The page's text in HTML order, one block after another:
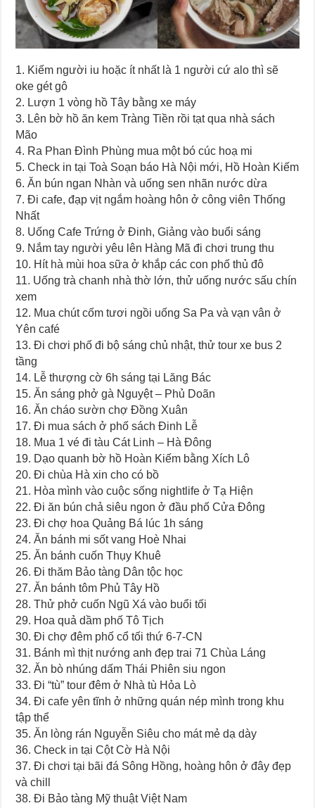
1. Kiếm người iu hoặc ít nhất là 1 người cứ alo thì sẽ
oke gét gô
2. Lượn 1 vòng hồ Tây bằng xe máy
3. Lên bờ hồ ăn kem Tràng Tiền rồi tạt qua nhà sách
Mão
4. Ra Phan Đình Phùng mua một bó cúc hoạ mi
5. Check in tại Toà Soạn báo Hà Nội mới, Hồ Hoàn Kiếm
6. Ăn bún ngan Nhàn và uống sen nhãn nước dừa
7. Đi cafe, đạp vịt ngắm hoàng hôn ở công viên Thống
Nhất
8. Uống Cafe Trứng ở Đinh, Giảng vào buổi sáng
9. Nắm tay người yêu lên Hàng Mã đi chơi trung thu
10. Hít hà mùi hoa sữa ở khắp các con phố thủ đô
11. Uống trà chanh nhà thờ lớn, thử uống nước sấu chín
xem
12. Mua chút cốm tươi ngồi uống Sa Pa và vạn vân ở
Yên café
13. Đi chơi phố đi bộ sáng chủ nhật, thử tour xe bus 2
tầng
14. Lễ thượng cờ 6h sáng tại Lăng Bác
15. Ăn sáng phở gà Nguyệt – Phủ Doãn
16. Ăn cháo sườn chợ Đồng Xuân
17. Đi mua sách ở phố sách Đinh Lễ
18. Mua 1 vé đi tàu Cát Linh – Hà Đông
19. Dạo quanh bờ hồ Hoàn Kiếm bằng Xích Lô
20. Đi chùa Hà xin cho có bồ
21. Hòa mình vào cuộc sống nightlife ở Tạ Hiện
22. Đi ăn bún chả siêu ngon ở đầu phố Cửa Đông
23. Đi chợ hoa Quảng Bá lúc 1h sáng
24. Ăn bánh mi sốt vang Hoè Nhai
25. Ăn bánh cuốn Thụy Khuê
26. Đi thăm Bảo tàng Dân tộc học
27. Ăn bánh tôm Phủ Tây Hồ
28. Thử phở cuốn Ngũ Xá vào buổi tối
29. Hoa quả dầm phố Tô Tịch
30. Đi chợ đêm phố cổ tối thứ 6-7-CN
31. Bánh mì thịt nướng anh đẹp trai 71 Chùa Láng
32. Ăn bò nhúng dấm Thái Phiên siu ngon
33. Đi “tù” tour đêm ở Nhà tù Hỏa Lò
34. Đi cafe yên tĩnh ở những quán nép mình trong khu
tập thể
35. Ăn lòng rán Nguyễn Siêu cho mát mẻ dạ dày
36. Check in tại Cột Cờ Hà Nội
37. Đi chơi tại bãi đá Sông Hồng, hoàng hôn ở đây đẹp
và chill
38. Đi Bảo tàng Mỹ thuật Việt Nam